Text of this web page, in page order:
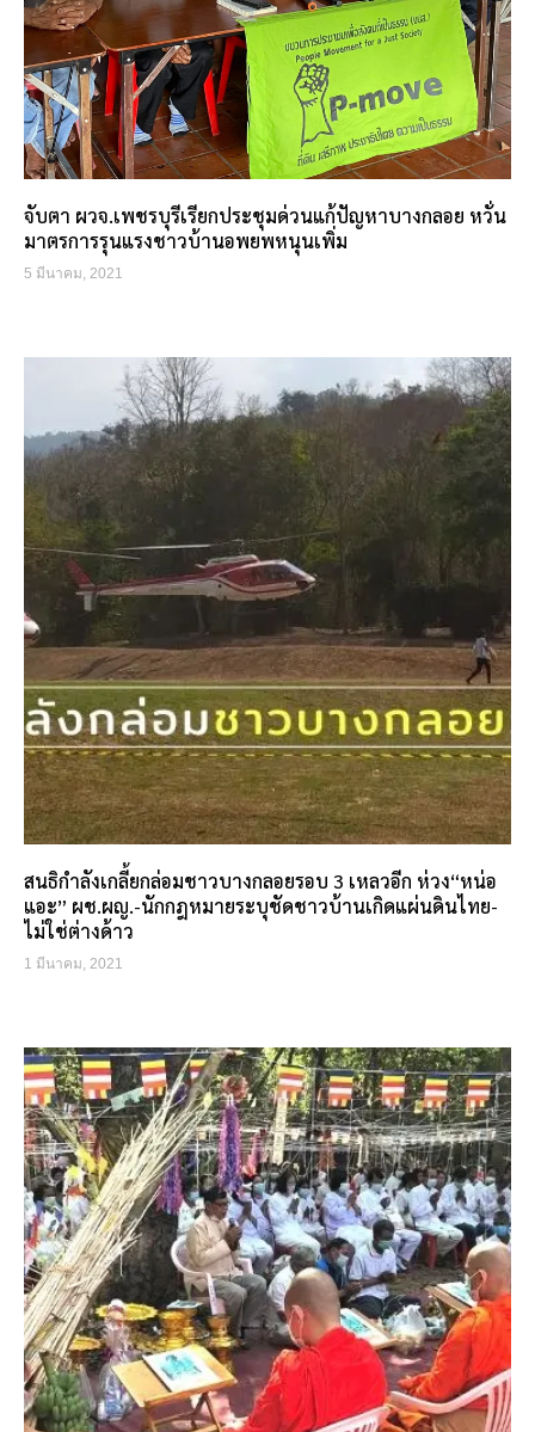
จับตา ผวจ.เพชรบุรีเรียกประชุมด่วนแก้ปัญหาบางกลอย หวั่น
มาตรการรุนแรงชาวบ้านอพยพหนุนเพิ่ม
5 มีนาคม, 2021
สนธิกำลังเกลี้ยกล่อมชาวบางกลอยรอบ 3 เหลวอีก ห่วง“หน่อ
แอะ” ผช.ผญ.-นักกฎหมายระบุชัดชาวบ้านเกิดแผ่นดินไทย-
ไม่ใช่ต่างด้าว
1 มีนาคม, 2021